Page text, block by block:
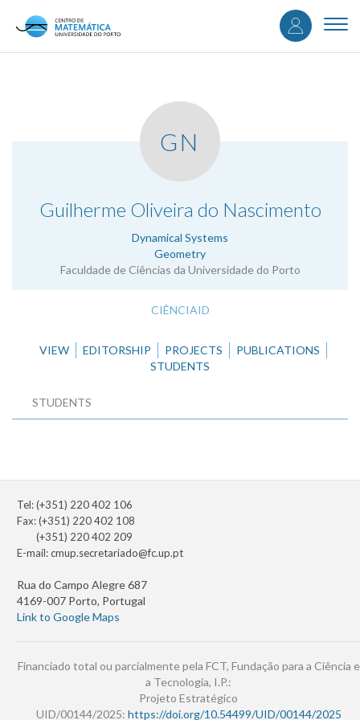
content
User
GN
Guilherme Oliveira do Nascimento
Dynamical Systems
Geometry
Faculdade de Ciências da Universidade do Porto
CIÊNCIAID
VIEW EDITORSHIP PROJECTS
PUBLICATIONS
STUDENTS
STUDENTS
Tel: (+351) 220 402 106
Fax: (+351) 220 402 108
(+351) 220 402 209
E-mail:cmup.secretariado@fc.up.pt
Rua do Campo Alegre 687
4169-007 Porto, Portugal
Link to Google Maps
Financiado total ou parcialmente pela FCT, Fundação para a Ciência e
a Tecnologia, I.P.:
Projeto Estratégico
UID/00144/2025: https://doi.org/10.54499/UID/00144/2025